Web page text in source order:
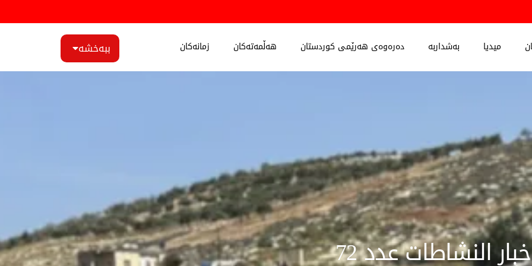
میدیا بەشداربە دەرەوەی هەرێمی کوردستان هەڵمەتەکان زمانەکان ببەخشە
النشاطات عدد 72